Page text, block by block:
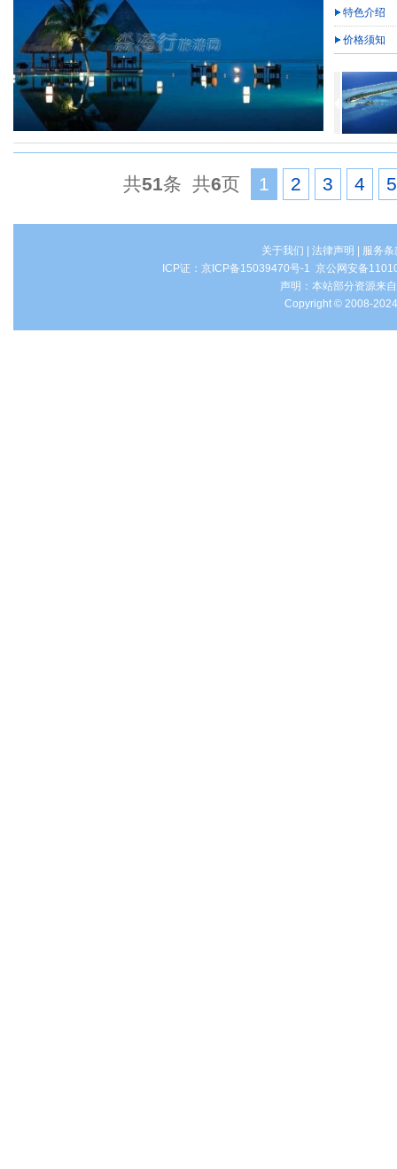
特色介绍
价格须知
共51条 共6页 1 2 3 4 5
关于我们 法律声明
服务条
ICP证： 京ICP备15039470号-1 京公网安备
声明：本站部分资源来
Copyright © 2008-